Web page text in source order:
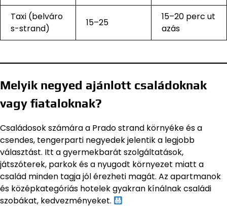
Taxi (belváro
s-strand)
15–25
15–20 perc ut
azás
Melyik negyed ajánlott családoknak
vagy fiataloknak?
Családosok számára a Prado strand környéke és a
csendes, tengerparti negyedek jelentik a legjobb
választást. Itt a gyermekbarát szolgáltatások,
játszóterek, parkok és a nyugodt környezet miatt a
család minden tagja jól érezheti magát. Az apartmanok
és középkategóriás hotelek gyakran kínálnak családi
szobákat, kedvezményeket.